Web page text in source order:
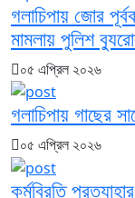
গলাচিপায় জোর
মামলায় পুলিশ
০৫ এপ্রিল ২০২৬
গলাচিপায় গাছের
০৫ এপ্রিল ২০২৬
কর্মবিরতি